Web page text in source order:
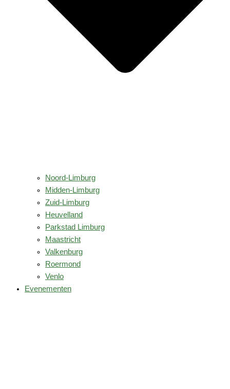
Noord-Limburg
Midden-Limburg
Zuid-Limburg
Heuvelland
Parkstad Limburg
Maastricht
Valkenburg
Roermond
Venlo
Evenementen